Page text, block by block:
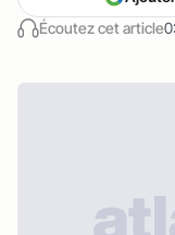
Écoutez cet article